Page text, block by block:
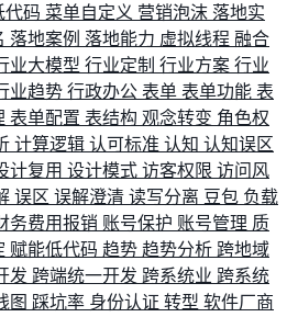
代码 菜单自定义 营销泡沫 落地实
落地案例 落地能力 虚拟线程 融合
业大模型 行业定制 行业方案 行业
业趋势 行政办公 表单 表单功能 表
表单配置 表结构 观念转变 角色权
计算逻辑 认可标准 认知 认知误区
计复用 设计模式 访客权限 访问风
误区 误解澄清 读写分离 豆包 负载
务费用报销 账号保护 账号管理 质
赋能低代码 趋势 趋势分析 跨地域
发 跨端统一开发 跨系统业 跨系统
图 踩坑率 身份认证 转型 软件厂商